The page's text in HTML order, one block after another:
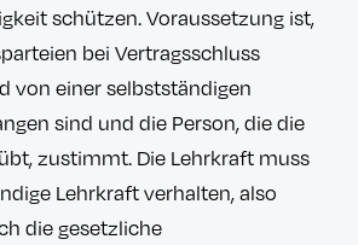
schützen. Voraussetzung ist,
bei Vertragsschluss
von einer selbstständigen
sind und die Person, die die
zustimmt. Die Lehrkraft muss
Lehrkraft verhalten, also
die gesetzliche